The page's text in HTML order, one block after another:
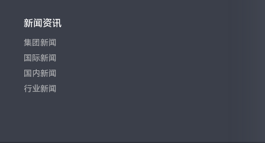
新闻资讯
集团新闻
国际新闻
国内新闻
行业新闻